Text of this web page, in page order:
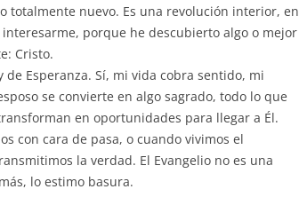
totalmente nuevo. Es una revolución interior, en
porque he descubierto algo o mejor
Cristo.
Esperanza. Sí, mi vida cobra sentido, mi
se convierte en algo sagrado, todo lo que
en oportunidades para llegar a Él.
con cara de pasa, o cuando vivimos el
la verdad. El Evangelio no es una
lo estimo basura.